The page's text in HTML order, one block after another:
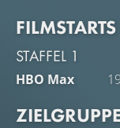
FILMSTARTS
STAFFEL 1
HBO Max
ZIELGRUPPE